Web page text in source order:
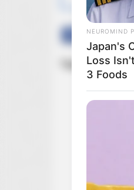
Facebook
Kaya
NEUROMIND
Japan's
Loss
3 Foods
Iconic